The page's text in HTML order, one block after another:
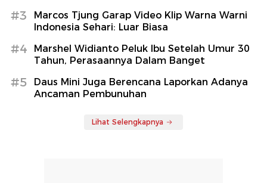
#3
Marcos Tjung Garap Video Klip Warna Warni
Indonesia Sehari: Luar Biasa
#4
Marshel Widianto Peluk Ibu Setelah Umur 30
Tahun, Perasaannya Dalam Banget
#5
Daus Mini Juga Berencana Laporkan Adanya
Ancaman Pembunuhan
Lihat Selengkapnya